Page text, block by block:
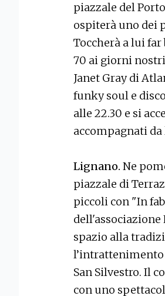
piazzale del
ospiterà uno dei
Toccherà a lui
70 ai giorni
Janet Gray di
funky soul e
alle 22.30 e si
accompagnati
Lignano. Ne
piazzale di
piccoli con "In
dell'associazione
spazio alla
l’intrattenimento
San Silvestro. Il
con uno